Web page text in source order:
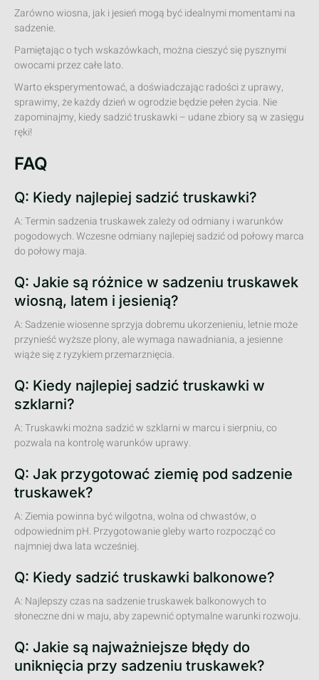
Zarówno wiosna, jak i jesień mogą być idealnymi momentami na
sadzenie.
Pamiętając o tych wskazówkach, można cieszyć się pysznymi
owocami przez całe lato.
Warto eksperymentować, a doświadczając radości z uprawy,
sprawimy, że każdy dzień w ogrodzie będzie pełen życia. Nie
zapominajmy, kiedy sadzić truskawki – udane zbiory są w zasięgu
ręki!
FAQ
Q: Kiedy najlepiej sadzić truskawki?
A: Termin sadzenia truskawek zależy od odmiany i warunków
pogodowych. Wczesne odmiany najlepiej sadzić od połowy marca
do połowy maja.
Q: Jakie są różnice w sadzeniu truskawek
wiosną, latem i jesienią?
A: Sadzenie wiosenne sprzyja dobremu ukorzenieniu, letnie może
przynieść wyższe plony, ale wymaga nawadniania, a jesienne
wiąże się z ryzykiem przemarznięcia.
Q: Kiedy najlepiej sadzić truskawki w
szklarni?
A: Truskawki można sadzić w szklarni w marcu i sierpniu, co
pozwala na kontrolę warunków uprawy.
Q: Jak przygotować ziemię pod sadzenie
truskawek?
A: Ziemia powinna być wilgotna, wolna od chwastów, o
odpowiednim pH. Przygotowanie gleby warto rozpocząć co
najmniej dwa lata wcześniej.
Q: Kiedy sadzić truskawki balkonowe?
A: Najlepszy czas na sadzenie truskawek balkonowych to
słoneczne dni w maju, aby zapewnić optymalne warunki rozwoju.
Q: Jakie są najważniejsze błędy do
uniknięcia przy sadzeniu truskawek?